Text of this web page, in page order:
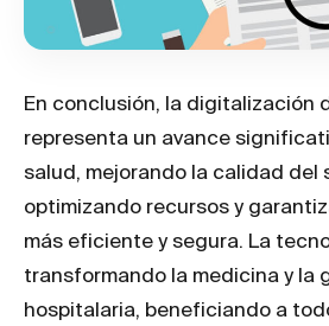
En conclusión, la digitalización
representa un avance
salud, mejorando la calidad del
optimizando recursos y
más eficiente y segura. La
transformando la medicina y la
hospitalaria, beneficiando a